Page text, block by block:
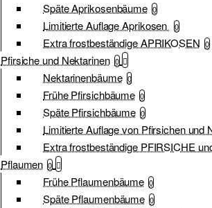
Späte Aprikosenbäume 0
Limitierte Auflage Aprikosen 0
Extra frostbeständige APRIKOSEN 0
Pfirsiche und Nektarinen 0
Nektarinenbäume 0
Frühe Pfirsichbäume 0
Späte Pfirsichbäume 0
Limitierte Auflage von Pfirsichen und
Extra frostbeständige PFIRSICHE
Pflaumen 0
Frühe Pflaumenbäume 0
Späte Pflaumenbäume 0